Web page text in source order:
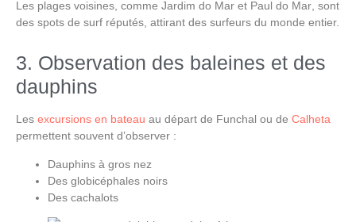
Les plages voisines, comme Jardim do Mar et Paul do Mar, sont
des spots de surf réputés, attirant des surfeurs du monde entier.
3. Observation des baleines et des
dauphins
Les excursions en bateau au départ de Funchal ou de Calheta
permettent souvent d’observer :
Dauphins à gros nez
Des globicéphales noirs
Des cachalots